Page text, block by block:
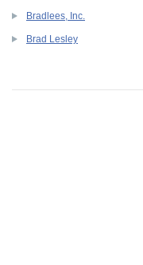
Bradlees, Inc.
Brad Lesley